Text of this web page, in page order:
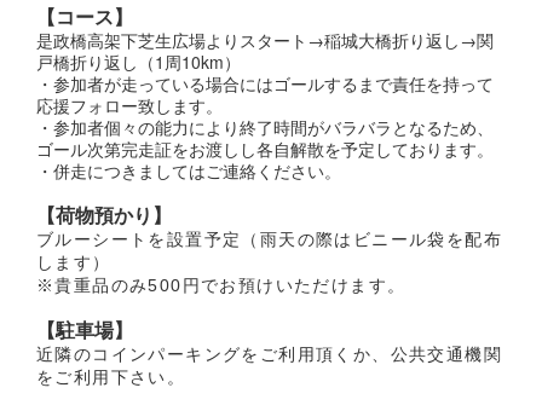
【コース】
是政橋高架下芝生広場よりスタート→稲城大橋折り返し→関
戸橋折り返し（1周10km）
・参加者が走っている場合にはゴールするまで責任を持って
応援フォロー致します。
・参加者個々の能力により終了時間がバラバラとなるため、
ゴール次第完走証をお渡しし各自解散を予定しております。
・併走につきましてはご連絡ください。
【荷物預かり】
ブルーシートを設置予定（雨天の際はビニール袋を配布
します）
※貴重品のみ500円でお預けいただけます。
【駐車場】
近隣のコインパーキングをご利用頂くか、公共交通機関
をご利用下さい。